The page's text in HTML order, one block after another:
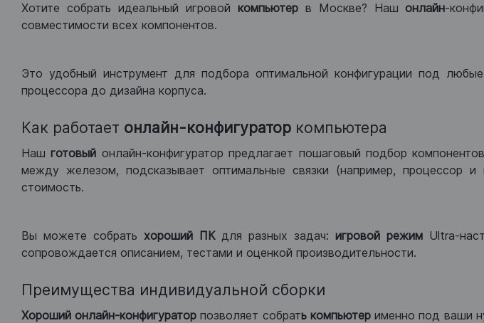
Хотите собрать идеальный игровой компьютер в Москве? Нашонлайн-
совместимости всех компонентов.
Это удобный инструмент для подбора оптимальной конфигурации под
процессора до дизайна корпуса.
Как работает онлайн-конфигуратор компьютера
Нашготовый онлайн-конфигуратор предлагает пошаговый подбор
между железом, подсказывает оптимальные связки (например, процессор
стоимость.
Вы можете собрать хороший ПКдля разных задач:игровой режим Ultra-
сопровождается описанием, тестами и оценкой производительности.
Преимущества индивидуальной сборки
Хороший онлайн-конфигуратор позволяет собрать компьютерименно под ваши